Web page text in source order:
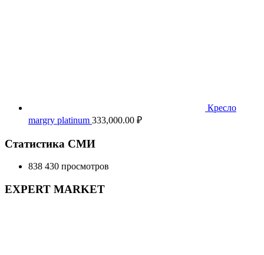
Кресло
margry platinum 333,000.00 ₽
Статистика СМИ
838 430 просмотров
EXPERT MARKET